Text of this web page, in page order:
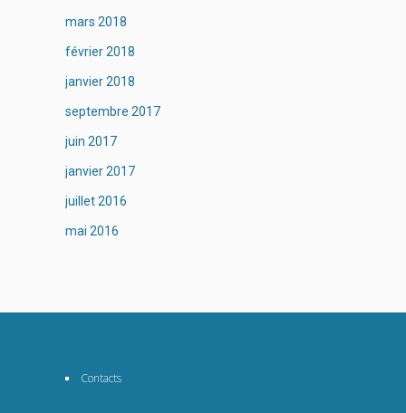
mars 2018
février 2018
janvier 2018
septembre 2017
juin 2017
janvier 2017
juillet 2016
mai 2016
Contacts